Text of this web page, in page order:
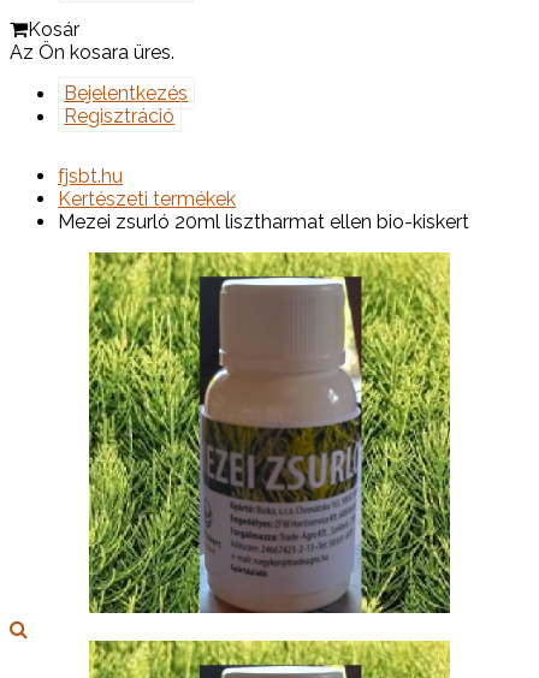
Kosár
Az Ön kosara üres.
Bejelentkezés
Regisztráció
fjsbt.hu
Kertészeti termékek
Mezei zsurló 20ml lisztharmat ellen bio-kiskert